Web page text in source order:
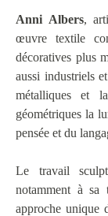
Anni Albers,
œuvre textile
décoratives plus
aussi industriels
métalliques et
géométriques la
pensée et du
Le travail
notamment à sa
approche unique